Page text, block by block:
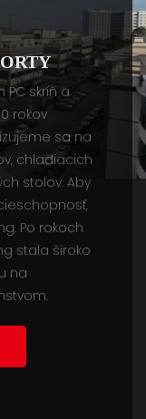
PC skríň a
rokov
sa na
chladiacich
stolov. Aby
Po rokoch
stala široko
na